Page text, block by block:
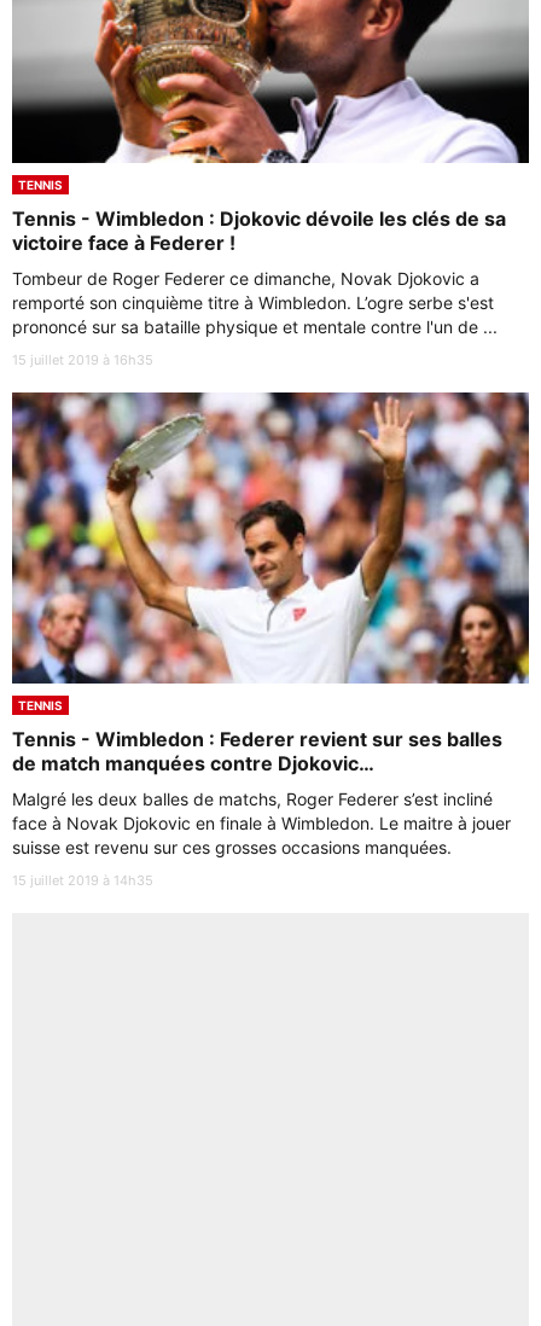
TENNIS
Tennis - Wimbledon : Djokovic dévoile les clés de sa
victoire face à Federer !
Tombeur de Roger Federer ce dimanche, Novak Djokovic a
remporté son cinquième titre à Wimbledon. L’ogre serbe s'est
prononcé sur sa bataille physique et mentale contre l'un de ...
15 juillet 2019 à 16h35
TENNIS
Tennis - Wimbledon : Federer revient sur ses balles
de match manquées contre Djokovic…
Malgré les deux balles de matchs, Roger Federer s’est incliné
face à Novak Djokovic en finale à Wimbledon. Le maitre à jouer
suisse est revenu sur ces grosses occasions manquées.
15 juillet 2019 à 14h35